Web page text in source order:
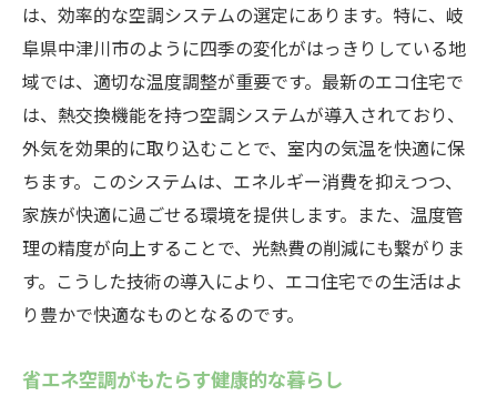
は、効率的な空調システムの選定にあります。特に、岐
阜県中津川市のように四季の変化がはっきりしている地
域では、適切な温度調整が重要です。最新のエコ住宅で
は、熱交換機能を持つ空調システムが導入されており、
外気を効果的に取り込むことで、室内の気温を快適に保
ちます。このシステムは、エネルギー消費を抑えつつ、
家族が快適に過ごせる環境を提供します。また、温度管
理の精度が向上することで、光熱費の削減にも繋がりま
す。こうした技術の導入により、エコ住宅での生活はよ
り豊かで快適なものとなるのです。
省エネ空調がもたらす健康的な暮らし